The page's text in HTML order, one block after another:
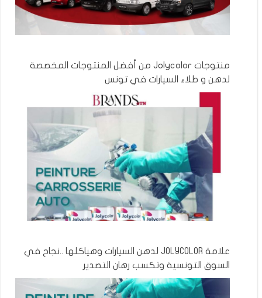
منتوجات Jolycolor من أفضل المنتوجات المخصصة
لدهن و طلاء السيارات في تونس
علامة JOLYCOLOR لدهن السيارات وهياكلها ..نجاح في
السوق التونسية وتكسب رهان التصدير